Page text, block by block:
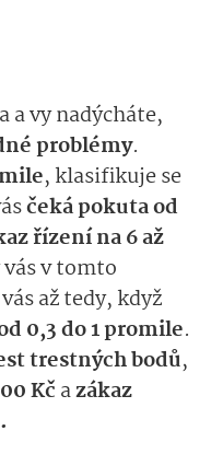
a vy nadýcháte,
problémy.
, klasifikuje se
čeká pokuta od
řízení na 6 až
v tomto
až tedy, když
0,3 do 1 promile.
trestných bodů,
Kč azákaz